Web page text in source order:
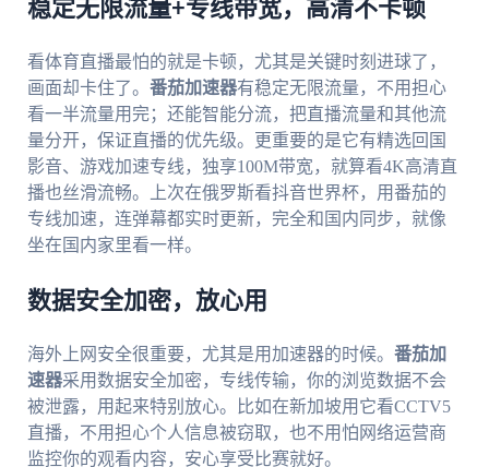
稳定无限流量+专线带宽，高清不卡顿
看体育直播最怕的就是卡顿，尤其是关键时刻进球了，
画面却卡住了。 番茄加速器有稳定无限流量，不用担心
看一半流量用完；还能智能分流，把直播流量和其他流
量分开，保证直播的优先级。更重要的是它有精选回国
影音、游戏加速专线，独享100M带宽，就算看4K高清直
播也丝滑流畅。上次在俄罗斯看抖音世界杯，用番茄的
专线加速，连弹幕都实时更新，完全和国内同步，就像
坐在国内家里看一样。
数据安全加密，放心用
海外上网安全很重要，尤其是用加速器的时候。 番茄加
速器采用数据安全加密，专线传输，你的浏览数据不会
被泄露，用起来特别放心。比如在新加坡用它看CCTV5
直播，不用担心个人信息被窃取，也不用怕网络运营商
监控你的观看内容，安心享受比赛就好。